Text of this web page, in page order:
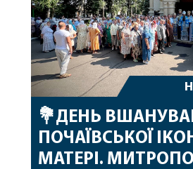
💐ДЕНЬ
ПОЧАЇВСЬКОЇ
МАТЕРІ.